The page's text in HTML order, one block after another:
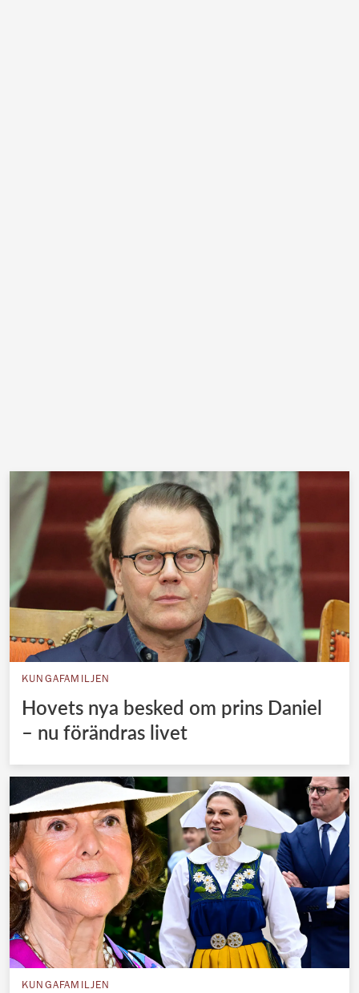
KUNGAFAMILJEN
Hovets nya besked om prins Daniel
– nu förändras livet
KUNGAFAMILJEN